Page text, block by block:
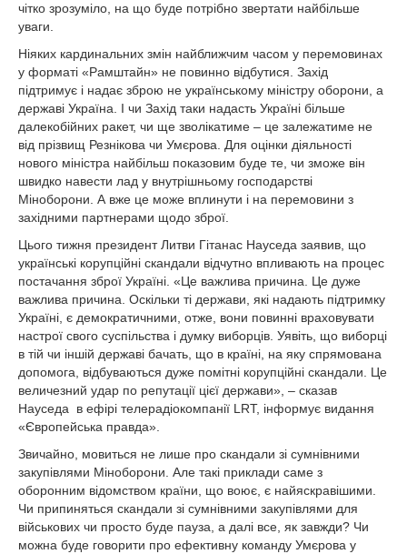
чітко зрозуміло, на що буде потрібно звертати найбільше
уваги.
Ніяких кардинальних змін найближчим часом у перемовинах
у форматі «Рамштайн» не повинно відбутися. Захід
підтримує і надає зброю не українському міністру оборони, а
державі Україна. І чи Захід таки надасть Україні більше
далекобійних ракет, чи ще зволікатиме – це залежатиме не
від прізвищ Резнікова чи Умєрова. Для оцінки діяльності
нового міністра найбільш показовим буде те, чи зможе він
швидко навести лад у внутрішньому господарстві
Міноборони. А вже це може вплинути і на перемовини з
західними партнерами щодо зброї.
Цього тижня президент Литви Гітанас Науседа заявив, що
українські корупційні скандали відчутно впливають на процес
постачання зброї Україні. «Це важлива причина. Це дуже
важлива причина. Оскільки ті держави, які надають підтримку
Україні, є демократичними, отже, вони повинні враховувати
настрої свого суспільства і думку виборців. Уявіть, що виборці
в тій чи іншій державі бачать, що в країні, на яку спрямована
допомога, відбуваються дуже помітні корупційні скандали. Це
величезний удар по репутації цієї держави», – сказав
Науседа в ефірі телерадіокомпанії LRT, інформує видання
«Європейська правда».
Звичайно, мовиться не лише про скандали зі сумнівними
закупівлями Міноборони. Але такі приклади саме з
оборонним відомством країни, що воює, є найяскравішими.
Чи припиняться скандали зі сумнівними закупівлями для
військових чи просто буде пауза, а далі все, як завжди? Чи
можна буде говорити про ефективну команду Умєрова у